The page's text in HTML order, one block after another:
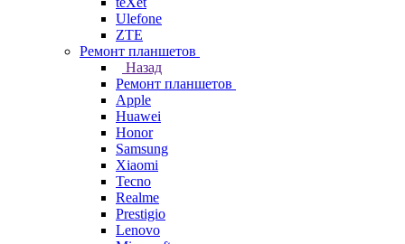
Ulefone
ZTE
Ремонт планшетов
Назад
Ремонт планшетов
Apple
Huawei
Honor
Samsung
Xiaomi
Tecno
Realme
Prestigio
Lenovo